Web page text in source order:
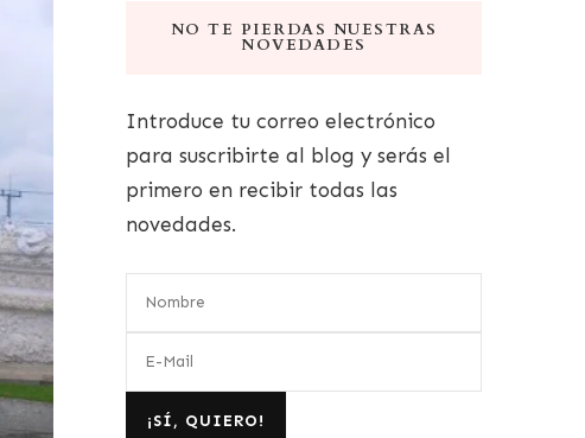
NO TE PIERDAS NUESTRAS
NOVEDADES
Introduce tu correo electrónico
para suscribirte al blog y serás el
primero en recibir todas las
novedades.